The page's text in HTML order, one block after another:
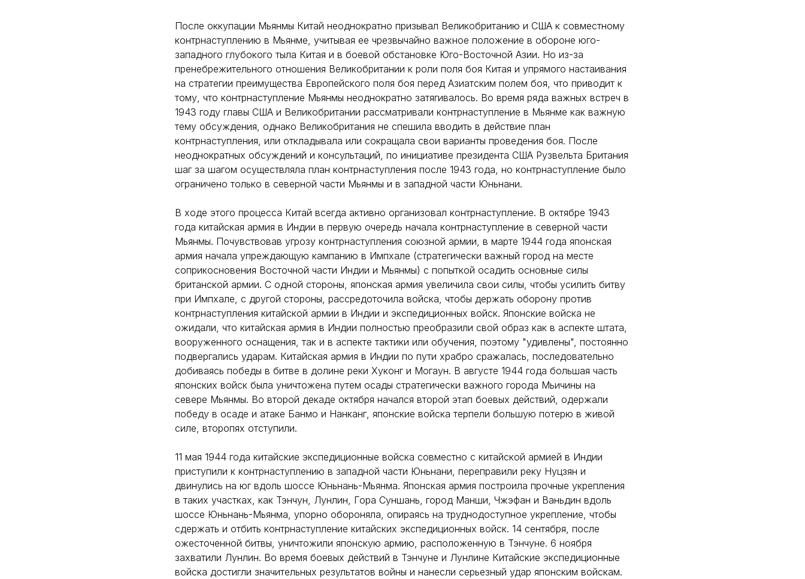
После оккупации Мьянмы Китай неоднократно призывал Великобританию и США к совместному
контрнаступлению в Мьянме, учитывая ее чрезвычайно важное положение в обороне юго-
западного глубокого тыла Китая и в боевой обстановке Юго-Восточной Азии. Но из-за
пренебрежительного отношения Великобритании к роли поля боя Китая и упрямого настаивания
на стратегии преимущества Европейского поля боя перед Азиатским полем боя, что приводит к
тому, что контрнаступление Мьянмы неоднократно затягивалось. Во время ряда важных встреч в
1943 году главы США и Великобритании рассматривали контрнаступление в Мьянме как важную
тему обсуждения, однако Великобритания не спешила вводить в действие план
контрнаступления, или откладывала или сокращала свои варианты проведения боя. После
неоднократных обсуждений и консультаций, по инициативе президента США Рузвельта Британия
шаг за шагом осуществляла план контрнаступления после 1943 года, но контрнаступление было
ограничено только в северной части Мьянмы и в западной части Юньнани.
В ходе этого процесса Китай всегда активно организовал контрнаступление. В октябре 1943
года китайская армия в Индии в первую очередь начала контрнаступление в северной части
Мьянмы. Почувствовав угрозу контрнаступления союзной армии, в марте 1944 года японская
армия начала упреждающую кампанию в Импхале (стратегически важный город на месте
соприкосновения Восточной части Индии и Мьянмы) с попыткой осадить основные силы
британской армии. С одной стороны, японская армия увеличила свои силы, чтобы усилить битву
при Импхале, с другой стороны, рассредоточила войска, чтобы держать оборону против
контрнаступления китайской армии в Индии и экспедиционных войск. Японские войска не
ожидали, что китайская армия в Индии полностью преобразили свой образ как в аспекте штата,
вооруженного оснащения, так и в аспекте тактики или обучения, поэтому "удивлены", постоянно
подвергались ударам. Китайская армия в Индии по пути храбро сражалась, последовательно
добиваясь победы в битве в долине реки Хуконг и Могаун. В августе 1944 года большая часть
японских войск была уничтожена путем осады стратегически важного города Мьичины на
севере Мьянмы. Во второй декаде октября начался второй этап боевых действий, одержали
победу в осаде и атаке Банмо и Нанканг, японские войска терпели большую потерю в живой
силе, второпях отступили.
11 мая 1944 года китайские экспедиционные войска совместно с китайской армией в Индии
приступили к контрнаступлению в западной части Юньнани, переправили реку Нуцзян и
двинулись на юг вдоль шоссе Юньнань-Мьянма. Японская армия построила прочные укрепления
в таких участках, как Тэнчун, Лунлин, Гора Суншань, город Манши, Чжэфан и Ваньдин вдоль
шоссе Юньнань-Мьянма, упорно обороняла, опираясь на труднодоступное укрепление, чтобы
сдержать и отбить контрнаступление китайских экспедиционных войск. 14 сентября, после
ожесточенной битвы, уничтожили японскую армию, расположенную в Тэнчуне. 6 ноября
захватили Лунлин. Во время боевых действий в Тэнчуне и Лунлине Китайские экспедиционные
войска достигли значительных результатов войны и нанесли серьезный удар японским войскам.